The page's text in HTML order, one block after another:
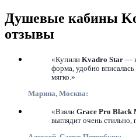
Душевые кабины
отзывы
«Купили Kvadro Star —
форма, удобно
мягко.»
Марина, Москва:
«Взяли Grace Pro Black
выглядит очень стильно,